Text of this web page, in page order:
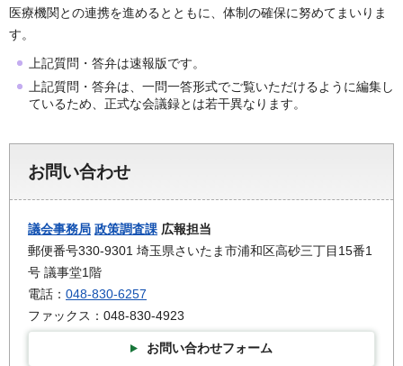
医療機関との連携を進めるとともに、体制の確保に努めてまいりま
す。
上記質問・答弁は速報版です。
上記質問・答弁は、一問一答形式でご覧いただけるように編集し
ているため、正式な会議録とは若干異なります。
お問い合わせ
議会事務局 政策調査課 広報担当
郵便番号330-9301 埼玉県さいたま市浦和区高砂三丁目15番1
号 議事堂1階
電話： 048-830-6257
ファックス：048-830-4923
お問い合わせフォーム